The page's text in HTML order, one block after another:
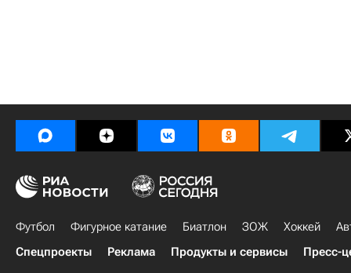
Футбол Фигурное катание Биатлон ЗОЖ Хоккей
Спецпроекты
Реклама Продукты и сервисы Пресс-